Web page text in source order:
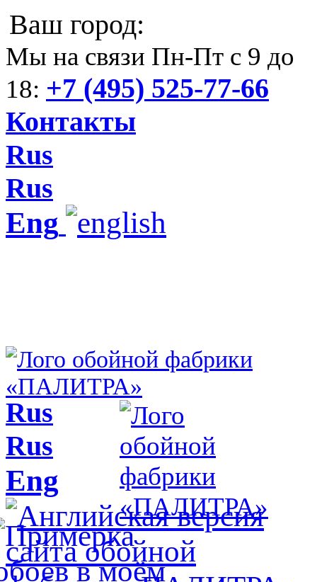
Ваш город:
Мы на связи Пн-Пт с 9 до
18: +7 (495) 525-77-66
Контакты
Rus
Rus
Eng
Rus
Rus
Eng